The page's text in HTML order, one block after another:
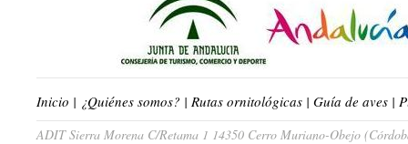
Inicio | ¿Quiénes somos? | Rutas ornitológicas | Guía de aves |
ADIT Sierra Morena C/Retama 1 14350 Cerro Muriano-Obejo